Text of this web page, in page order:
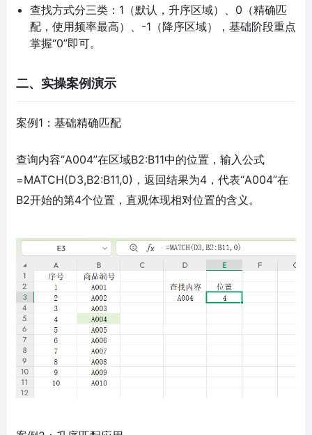
查找方式分三类：1（默认，升序区域）、0（精确匹
配，使用频率最高）、-1（降序区域），基础阶段重点
掌握“0”即可。
二、实操案例演示
案例1：基础精确匹配
查询内容“A004”在区域B2:B11中的位置，输入公式
=MATCH(D3,B2:B11,0)，返回结果为4，代表“A004”在
B2开始的第4个位置，直观体现相对位置的含义。